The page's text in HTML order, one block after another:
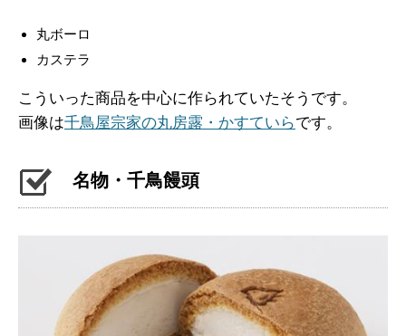
丸ボーロ
カステラ
こういった商品を中心に作られていたそうです。
画像は千鳥屋宗家の丸房露・かすていらです。
名物・千鳥饅頭